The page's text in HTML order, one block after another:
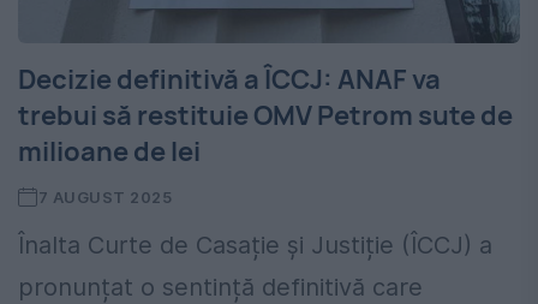
Decizie definitivă a ÎCCJ: ANAF va
trebui să restituie OMV Petrom sute de
milioane de lei
7 AUGUST 2025
Înalta Curte de Casație și Justiție (ÎCCJ) a
pronunțat o sentință definitivă care